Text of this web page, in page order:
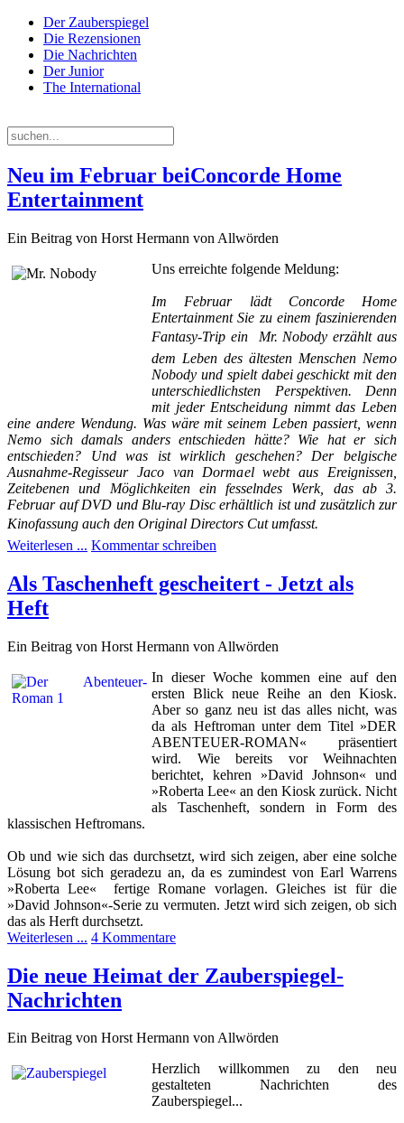
Der Zauberspiegel
Die Rezensionen
Die Nachrichten
Der Junior
The International
Neu im Februar beiConcorde Home
Entertainment
Ein Beitrag von Horst Hermann von Allwörden
Uns erreichte folgende Meldung:
Im Februar lädt Concorde Home
Entertainment Sie zu einem faszinierenden
Fantasy-Trip ein  Mr. Nobody erzählt aus
dem Leben des ältesten Menschen Nemo
Nobody und spielt dabei geschickt mit den
unterschiedlichsten Perspektiven. Denn
mit jeder Entscheidung nimmt das Leben
eine andere Wendung. Was wäre mit seinem Leben passiert, wenn
Nemo sich damals anders entschieden hätte? Wie hat er sich
entschieden? Und was ist wirklich geschehen? Der belgische
Ausnahme-Regisseur Jaco van Dormael webt aus Ereignissen,
Zeitebenen und Möglichkeiten ein fesselndes Werk, das ab 3.
Februar auf DVD und Blu-ray Disc erhältlich ist und zusätzlich zur
Kinofassung auch den Original Directors Cut umfasst.
Weiterlesen ... Kommentar schreiben
Als Taschenheft gescheitert - Jetzt als
Heft
Ein Beitrag von Horst Hermann von Allwörden
In dieser Woche kommen eine auf den
ersten Blick neue Reihe an den Kiosk.
Aber so ganz neu ist das alles nicht, was
da als Heftroman unter dem Titel »DER
ABENTEUER-ROMAN« präsentiert
wird. Wie bereits vor Weihnachten
berichtet, kehren »David Johnson« und
»Roberta Lee« an den Kiosk zurück. Nicht
als Taschenheft, sondern in Form des
klassischen Heftromans.
Ob und wie sich das durchsetzt, wird sich zeigen, aber eine solche
Lösung bot sich geradezu an, da es zumindest von Earl Warrens
»Roberta Lee« fertige Romane vorlagen. Gleiches ist für die
»David Johnson«-Serie zu vermuten. Jetzt wird sich zeigen, ob sich
das als Herft durchsetzt.
Weiterlesen ... 4 Kommentare
Die neue Heimat der Zauberspiegel-
Nachrichten
Ein Beitrag von Horst Hermann von Allwörden
Herzlich willkommen zu den neu
gestalteten Nachrichten des
Zauberspiegel...